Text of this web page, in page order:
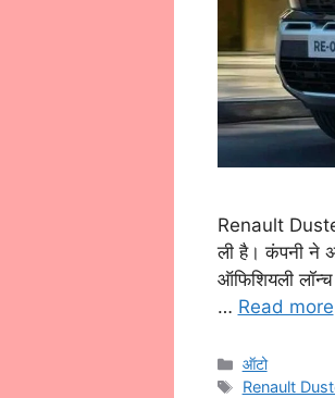
Renault
ली है। कंपनी ने
ऑफिशियली
… Read more
Categories
ऑटो
Tags
Renault